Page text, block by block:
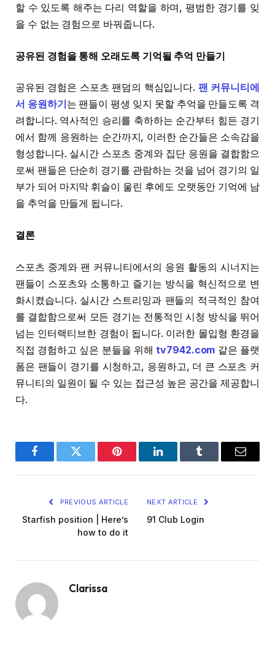
할 수 있도록 해주는 다리 역할을 하며, 평범한 경기를 잊
을 수 없는 경험으로 바꿔줍니다.
공유된 경험을 통해 오래도록 기억될 추억 만들기
공유된 경험은 스포츠 팬덤의 핵심입니다. 팬 커뮤니티에
서 응원하기 는 팬들이 평생 잊지 못할 추억을 만들도록 격
려합니다. 역사적인 승리를 축하하는 순간부터 힘든 경기
에서 함께 응원하는 순간까지, 이러한 순간들은 소속감을
형성합니다. 실시간 스포츠 중계와 집단 응원을 결합함으
로써 팬들은 단순히 경기를 관람하는 것을 넘어 경기의 일
부가 되어 마지막 휘슬이 울린 후에도 오랫동안 기억에 남
을 추억을 만들게 됩니다.
결론
스포츠 중계와 팬 커뮤니티에서의 응원 활동의 시너지는
팬들이 스포츠와 소통하고 즐기는 방식을 혁신적으로 변
화시켰습니다. 실시간 스트리밍과 팬들의 적극적인 참여
를 결합함으로써 모든 경기는 전통적인 시청 방식을 뛰어
넘는 인터랙티브한 경험이 됩니다. 이러한 몰입형 환경을
직접 경험하고 싶은 분들을 위해tv7942.com 같은 플랫
폼은 팬들이 경기를 시청하고, 응원하고, 더 큰 스포츠 커
뮤니티의 일원이 될 수 있는 접근성 높은 공간을 제공합니
다.
FacebookTwitter Pinterest LinkedInTumblr Email
PREVIOUS ARTICLE
Starfish position | Here’s
how to do it
NEXT ARTICLE
91 Club Login
Clarissa